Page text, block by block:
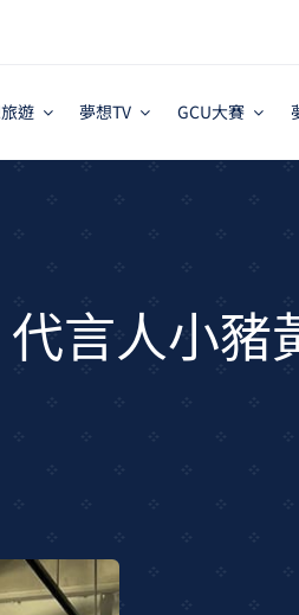
遊 夢想TV GCU大賽
言人小豬